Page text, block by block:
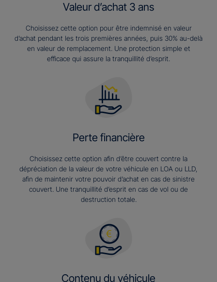
Valeur d’achat 3 ans​
Choisissez cette option pour être indemnisé en valeur
d’achat pendant les trois premières années, puis 30% au-delà
en valeur de remplacement. Une protection simple et
efficace qui assure la tranquillité d’esprit.
Perte financière
Choisissez cette option afin d’être couvert contre la
dépréciation de la valeur de votre véhicule en LOA ou LLD,
afin de maintenir votre pouvoir d’achat en cas de sinistre
couvert. Une tranquillité d’esprit en cas de vol ou de
destruction totale.
Contenu du véhicule